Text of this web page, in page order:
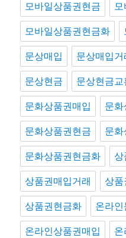
모바일상품권현금
모바일상품권현금화
문상매입 문상매입거
문상현금 문상현금교
문화상품권매입 문화
문화상품권현금 문
문화상품권현금화 상
상품권매입거래 상품
상품권현금화 온라
온라인상품권매입 온